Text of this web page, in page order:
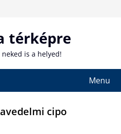
térképre
is a helyed!
Menu
cipo